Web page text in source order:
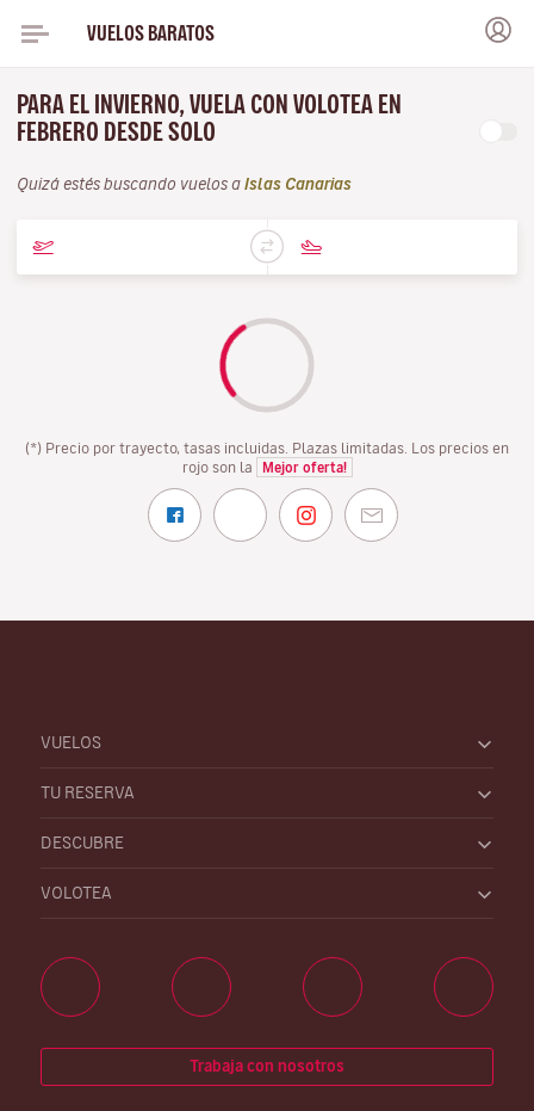
VUELOS BARATOS
PARA EL INVIERNO, VUELA CON VOLOTEA EN
FEBRERO DESDE SOLO
Quizá estés buscando vuelos a Islas Canarias
(*) Precio por trayecto, tasas incluidas. Plazas limitadas. Los precios en
rojo son la
Mejor oferta!
VUELOS
TU RESERVA
DESCUBRE
VOLOTEA
Trabaja con nosotros